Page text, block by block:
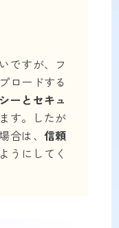
ですが、フ
ロードする
ーとセキュ
す。したが
合は、 信頼
うにしてく